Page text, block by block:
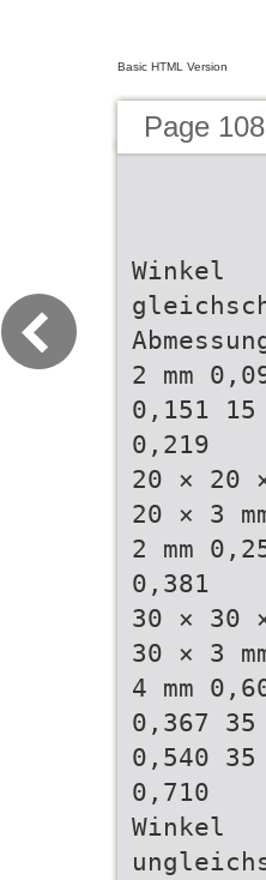
Basic HTML Version
Page
Winkel
2 mm
0,151 15
0,219
20 × 20
20 × 3
2 mm
0,381
30 × 30
30 × 3
4 mm
0,367 35
0,540 35
0,710
Winkel